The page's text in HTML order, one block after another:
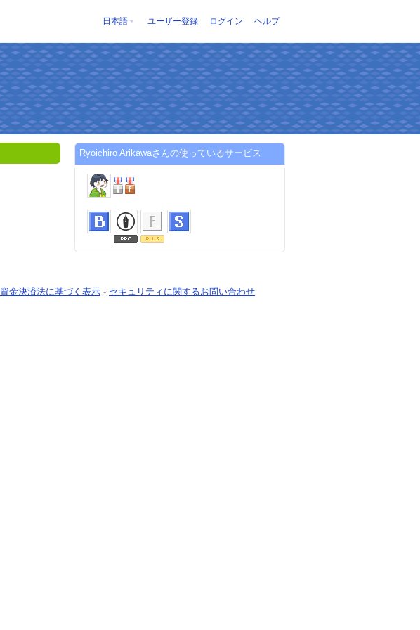
日本語 ユーザー登録 ログイン ヘルプ
Ryoichiro Arikawaさんの使っているサービス
資金決済法に基づく表示 - セキュリティに関するお問い合わせ